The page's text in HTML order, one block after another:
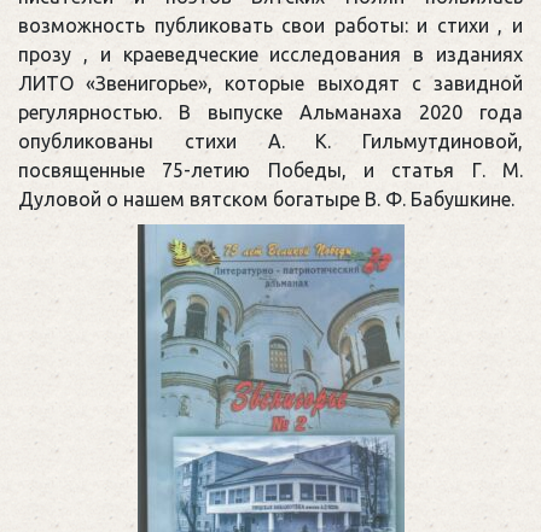
возможность публиковать свои работы: и стихи , и
прозу , и краеведческие исследования в изданиях
ЛИТО «Звенигорье», которые выходят с завидной
регулярностью. В выпуске Альманаха 2020 года
опубликованы стихи А. К. Гильмутдиновой,
посвященные 75-летию Победы, и статья Г. М.
Дуловой о нашем вятском богатыре В. Ф. Бабушкине.